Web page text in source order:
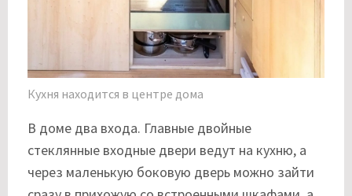
Кухня находится в центре дома
В доме два входа. Главные двойные
стеклянные входные двери ведут на кухню, а
через маленькую боковую дверь можно зайти